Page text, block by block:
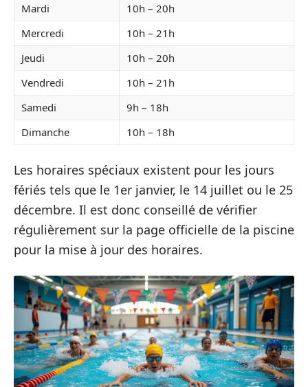
Mardi
10h – 20h
Mercredi
10h – 21h
Jeudi
10h – 20h
Vendredi
10h – 21h
Samedi
9h – 18h
Dimanche
10h – 18h
Les horaires spéciaux existent pour les jours
fériés tels que le 1er janvier, le 14 juillet ou le 25
décembre. Il est donc conseillé de vérifier
régulièrement sur la page officielle de la piscine
pour la mise à jour des horaires.